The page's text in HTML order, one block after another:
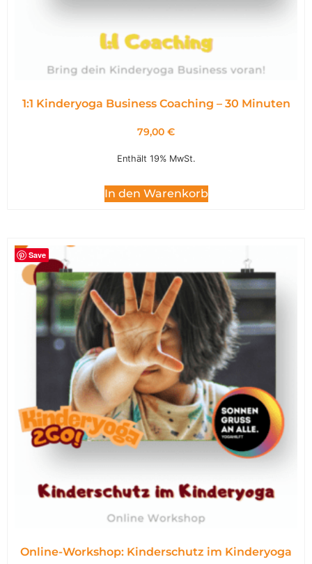
1:1 Kinderyoga Business Coaching – 30 Minuten
79,00 €
Enthält 19% MwSt.
In den Warenkorb
Save
Online-Workshop: Kinderschutz im Kinderyoga